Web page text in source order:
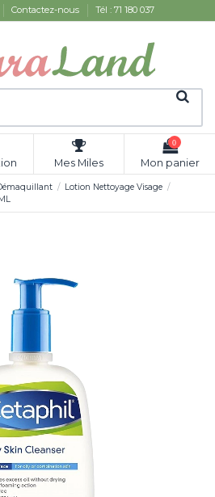
Contactez-nous Tél : 71 180 037
Mes Miles
0
Mon panier
Lotion Nettoyage Visage